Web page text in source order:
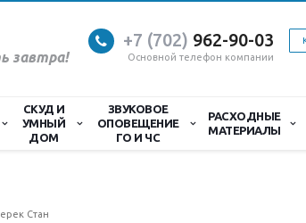
завтра!
+7 (702) 962-90-03
Основной телефон компании
СКУД И
УМНЫЙ
ДОМ
ЗВУКОВОЕ
ОПОВЕЩЕНИЕ
ГО И ЧС
РАСХОДНЫЕ
МАТЕРИАЛЫ
Стан